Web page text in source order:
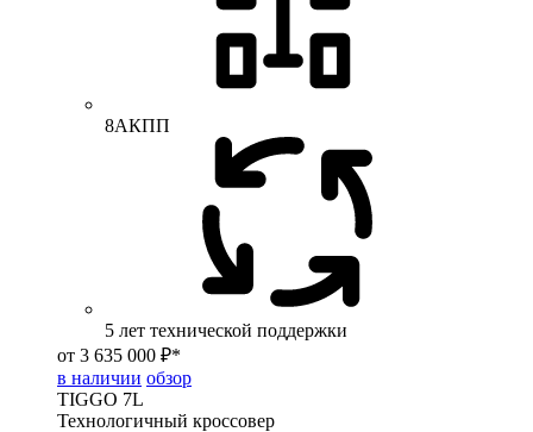
8АКПП
5 лет технической поддержки
от 3 635 000 ₽*
в наличии обзор
TIGGO 7L
Технологичный кроссовер